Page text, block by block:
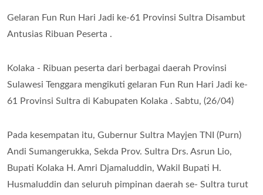
Gelaran Fun Run Hari Jadi ke-61 Provinsi Sultra Disambut
Antusias Ribuan Peserta .
Kolaka - Ribuan peserta dari berbagai daerah Provinsi
Sulawesi Tenggara mengikuti gelaran Fun Run Hari Jadi ke-
61 Provinsi Sultra di Kabupaten Kolaka . Sabtu, (26/04)
Pada kesempatan itu, Gubernur Sultra Mayjen TNI (Purn)
Andi Sumangerukka, Sekda Prov. Sultra Drs. Asrun Lio,
Bupati Kolaka H. Amri Djamaluddin, Wakil Bupati H.
Husmaluddin dan seluruh pimpinan daerah se- Sultra turut